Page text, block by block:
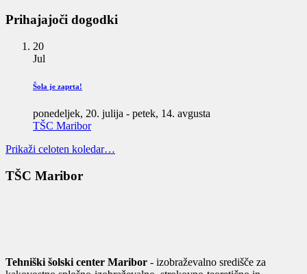
Prihajajoči dogodki
20
Jul
Šola je zaprta!
ponedeljek, 20. julija - petek, 14. avgusta
TŠC Maribor
Prikaži celoten koledar…
TŠC Maribor
Tehniški šolski center Maribor - izobraževalno središče za